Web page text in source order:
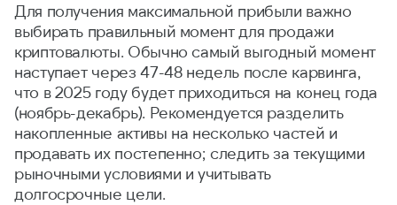
Для получения максимальной прибыли важно
выбирать правильный момент для продажи
криптовалюты. Обычно самый выгодный момент
наступает через 47-48 недель после карвинга,
что в 2025 году будет приходиться на конец года
(ноябрь-декабрь). Рекомендуется разделить
накопленные активы на несколько частей и
продавать их постепенно; следить за текущими
рыночными условиями и учитывать
долгосрочные цели.